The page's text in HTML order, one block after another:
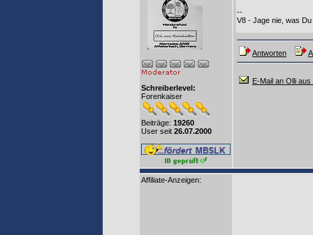
Schreiberlevel:
Forenkaiser
Beiträge: 19260
User seit 26.07.2000
--
V8 - Jage nie, was
Antworten
E-Mail an Olli
Affiliate-Anzeigen: